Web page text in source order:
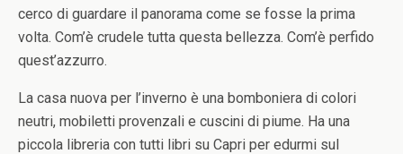
cerco di guardare il panorama come se fosse la prima
volta. Com’è crudele tutta questa bellezza. Com’è perfido
quest’azzurro.
La casa nuova per l’inverno è una bomboniera di colori
neutri, mobiletti provenzali e cuscini di piume. Ha una
piccola libreria con tutti libri su Capri per edurmi sul